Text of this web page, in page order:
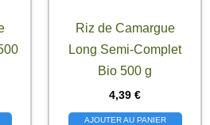
Riz de Camargue
Long Semi-Complet
Bio 500 g
4,39 €
AJOUTER AU PANIER